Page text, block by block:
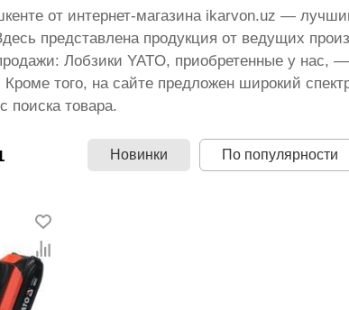
от интернет-магазина ikarvon.uz —
представлена продукция от ведущих
Лобзики YATO, приобретенные у нас,
Кроме того, на сайте предложен широкий
поиска товара.
Новинки По популярности